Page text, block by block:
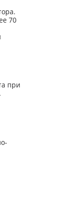
70
при